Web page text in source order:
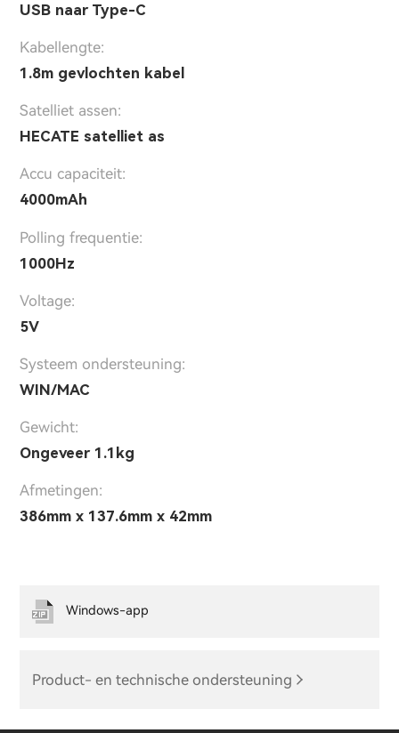
USB naar Type-C
Kabellengte:
1.8m gevlochten kabel
Satelliet assen:
HECATE satelliet as
Accu capaciteit:
4000mAh
Polling frequentie:
1000Hz
Voltage:
5V
Systeem ondersteuning:
WIN/MAC
Gewicht:
Ongeveer 1.1kg
Afmetingen:
386mm x 137.6mm x 42mm
Product- en technische ondersteuning
Windows-app